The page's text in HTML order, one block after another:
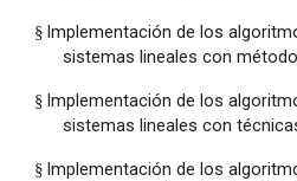
§ Implementación de los
sistemas lineales con
§ Implementación de los
sistemas lineales con
§ Implementación de los